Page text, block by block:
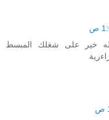
خير على شغلك المبسط